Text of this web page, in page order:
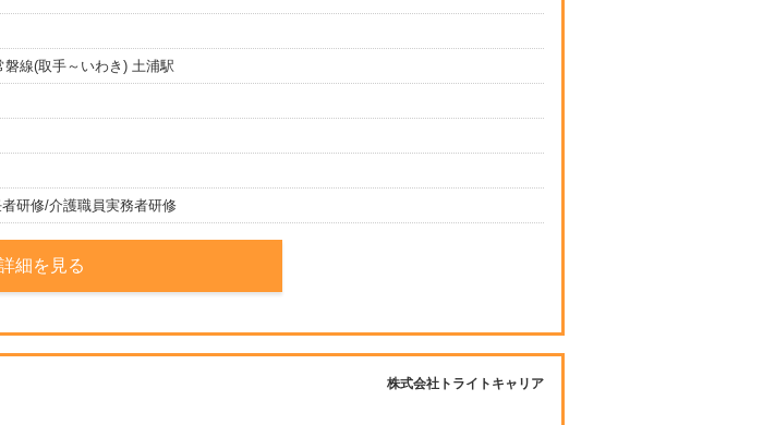
線(取手～いわき) 土浦駅
研修/介護職員実務者研修
細を見る
株式会社トライトキャリア